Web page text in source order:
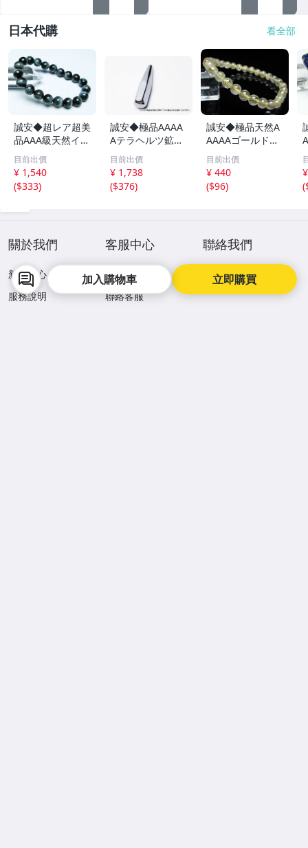
立即購買
加入購物車
日本代購 看全部
誠安◆超レア超美
品AAA級天然イー
グルアイブレスレ
ット 10mm [T15
6-6923]
目前出價
¥ 1,540
($333)
誠安◆極品AAAA
Aテラヘルツ鉱石
マッサージ棒サイ
ズ：小[T557-215
1]
目前出價
¥ 1,738
($376)
誠安◆極品天然A
AAAAゴールドタ
イチンルチルブレ
スレット 6mm [T
171-7937]
目前出價
¥ 440
($96)
(
關於我們
新聞中心
服務說明
客服中心
常見問答
聯絡客服
聯絡我們
人才招募